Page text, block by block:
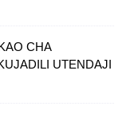
CHA
UTENDAJI